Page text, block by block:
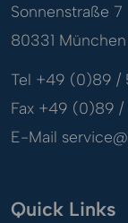
Sonnenstraße 7
80331 München
Tel +49 (0)89 /
Fax +49 (0)89
E-Mail
Quick Links